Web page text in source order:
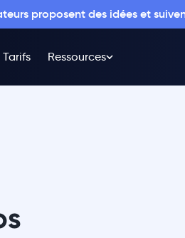
proposent des idées et
Tarifs Ressources